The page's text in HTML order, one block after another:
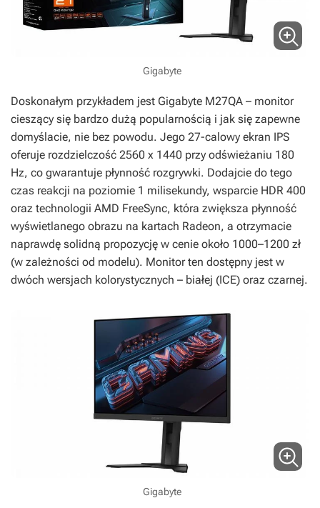
Gigabyte
Doskonałym przykładem jest Gigabyte M27QA – monitor
cieszący się bardzo dużą popularnością i jak się zapewne
domyślacie, nie bez powodu. Jego 27-calowy ekran IPS
oferuje rozdzielczość 2560 x 1440 przy odświeżaniu 180
Hz, co gwarantuje płynność rozgrywki. Dodajcie do tego
czas reakcji na poziomie 1 milisekundy, wsparcie HDR 400
oraz technologii AMD FreeSync, która zwiększa płynność
wyświetlanego obrazu na kartach Radeon, a otrzymacie
naprawdę solidną propozycję w cenie około 1000–1200 zł
(w zależności od modelu). Monitor ten dostępny jest w
dwóch wersjach kolorystycznych – białej (ICE) oraz czarnej.
Gigabyte